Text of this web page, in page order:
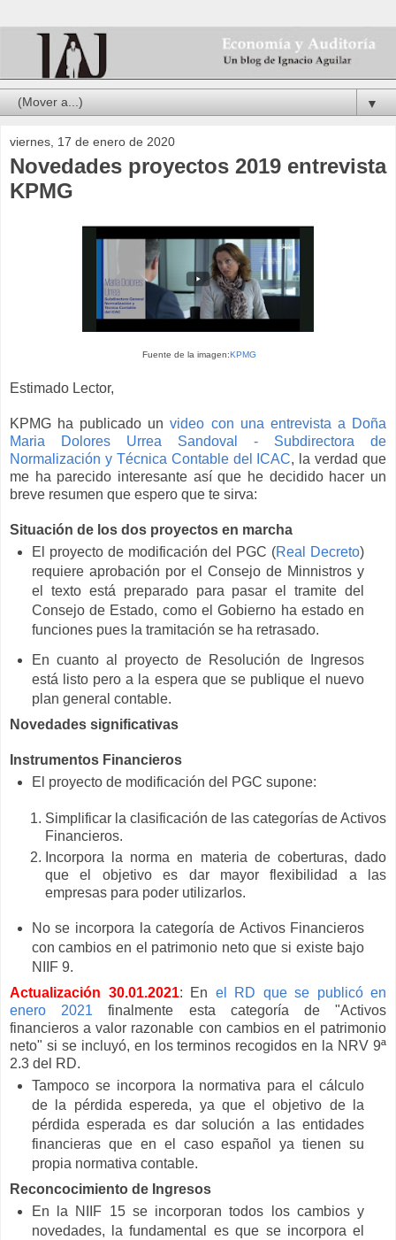
▼
viernes, 17 de enero de 2020
Novedades proyectos 2019 entrevista
KPMG
Fuente de la imagen:KPMG
Estimado Lector,
KPMG ha publicado unvideo con una entrevista a Doña
Maria Dolores Urrea Sandoval - Subdirectora de
Normalización y Técnica Contable del ICAC, la verdad que
me ha parecido interesante así que he decidido hacer un
breve resumen que espero que te sirva:
Situación de los dos proyectos en marcha
El proyecto de modificación del PGC (Real Decreto)
requiere aprobación por el Consejo de Minnistros y
el texto está preparado para pasar el tramite del
Consejo de Estado, como el Gobierno ha estado en
funciones pues la tramitación se ha retrasado.
En cuanto al proyecto de Resolución de Ingresos
está listo pero a la espera que se publique el nuevo
plan general contable.
Novedades significativas
Instrumentos Financieros
El proyecto de modificación del PGC supone:
Simplificar la clasificación de las categorías de Activos
Financieros.
Incorpora la norma en materia de coberturas, dado
que el objetivo es dar mayor flexibilidad a las
empresas para poder utilizarlos.
No se incorpora la categoría de Activos Financieros
con cambios en el patrimonio neto que si existe bajo
NIIF 9.
Actualización 30.01.2021: En el RD que se publicó en
enero 2021 finalmente esta categoría de "Activos
financieros a valor razonable con cambios en el patrimonio
neto" si se incluyó, en los terminos recogidos en la NRV 9ª
2.3 del RD.
Tampoco se incorpora la normativa para el cálculo
de la pérdida espereda, ya que el objetivo de la
pérdida esperada es dar solución a las entidades
financieras que en el caso español ya tienen su
propia normativa contable.
Reconcocimiento de Ingresos
En la NIIF 15 se incorporan todos los cambios y
novedades, la fundamental es que se incorpora el